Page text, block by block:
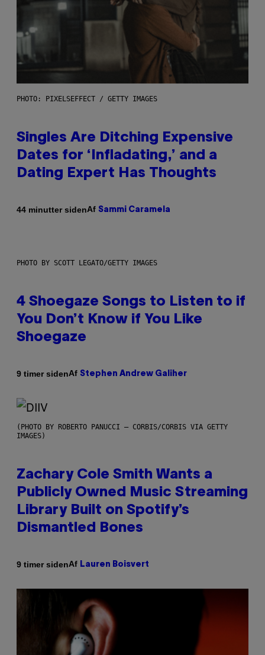
PHOTO: PIXELSEFFECT / GETTY IMAGES
Singles Are Ditching Expensive
Dates for ‘Infladating,’ and a
Dating Expert Has Thoughts
44 minutter sidenAf Sammi Caramela
PHOTO BY SCOTT LEGATO/GETTY IMAGES
4 Shoegaze Songs to Listen to if
You Don’t Know if You Like
Shoegaze
9 timer sidenAf Stephen Andrew Galiher
(PHOTO BY ROBERTO PANUCCI – CORBIS/CORBIS VIA GETTY
IMAGES)
Zachary Cole Smith Wants a
Publicly Owned Music Streaming
Library Built on Spotify’s
Dismantled Bones
9 timer sidenAf Lauren Boisvert